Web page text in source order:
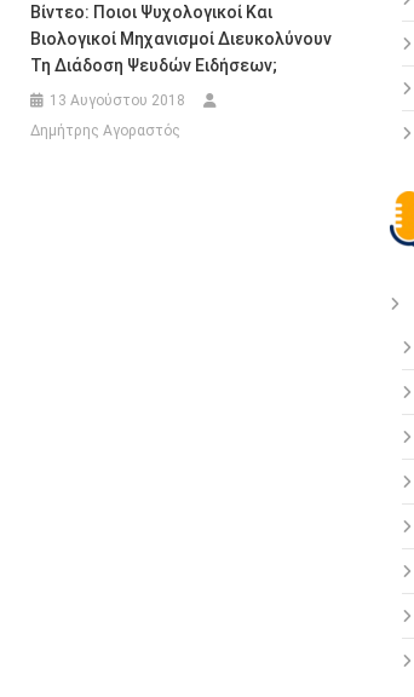
Βίντεο: Ποιοι Ψυχολογικοί Και
Βιολογικοί Μηχανισμοί Διευκολύνουν
Τη Διάδοση Ψευδών Ειδήσεων;
13 Αυγούστου 2018
Δημήτρης Αγοραστός